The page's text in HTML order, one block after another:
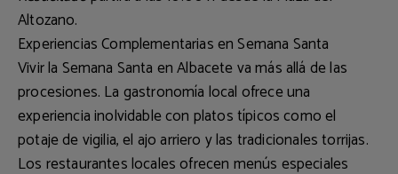
Altozano.
Experiencias Complementarias en Semana Santa
Vivir la Semana Santa en Albacete va más allá de las
procesiones. La gastronomía local ofrece una
experiencia inolvidable con platos típicos como el
potaje de vigilia, el ajo arriero ylas tradicionales torrijas.
Los restaurantes locales ofrecen menús especiales